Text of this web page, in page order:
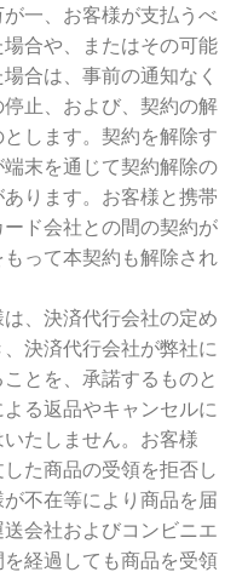
一、お客様が支払うべ
合や、またはその可能
合は、事前の通知なく
止、および、契約の解
します。契約を解除す
末を通じて契約解除の
ります。お客様と携帯
ド会社との間の契約が
って本契約も解除され
、決済代行会社の定め
決済代行会社が弊社に
とを、承諾するものと
る返品やキャンセルに
たしません。お客様
た商品の受領を拒否し
不在等により商品を届
会社およびコンビニエ
経過しても商品を受領